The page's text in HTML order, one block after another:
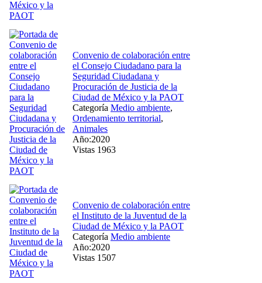
Convenio de colaboración entre
el Consejo Ciudadano para la
Seguridad Ciudadana y
Procuración de Justicia de la
Ciudad de México y la PAOT
Categoría Medio ambiente,
Ordenamiento territorial,
Animales
Año:2020
Vistas 1963
Convenio de colaboración entre
el Instituto de la Juventud de la
Ciudad de México y la PAOT
Categoría Medio ambiente
Año:2020
Vistas 1507